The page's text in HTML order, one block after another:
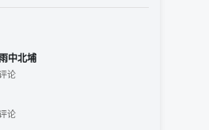
中北埔
论
论